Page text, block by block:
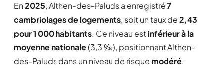
En2025, Althen-des-Paluds a enregistré7
cambriolages de logements, soit un taux de2,43
pour 1 000 habitants. Ce niveau estinférieur à la
moyenne nationale(3,3 ‰), positionnant Althen-
des-Paluds dans un niveau de risque modéré.